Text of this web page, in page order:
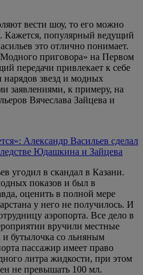
вести шоу, то его можно
Кажется, популярный ведущий
это отлично понимает.
приговора» на Первом
передачи привлекает к себе
нарядов звезд и модных
заявлениями, к примеру, на
Вячеслава Зайцева и
Александр Васильев сделал
Юдашкина и Зайцева
угодил в скандал в Казани.
показов и был в
оценить в полной мере
у него не получилось. И
аэропорта. Все дело в
вручили местные
бутылочка со льняным
пассажир имеет право
литра жидкости, при этом
не превышать 100 мл.